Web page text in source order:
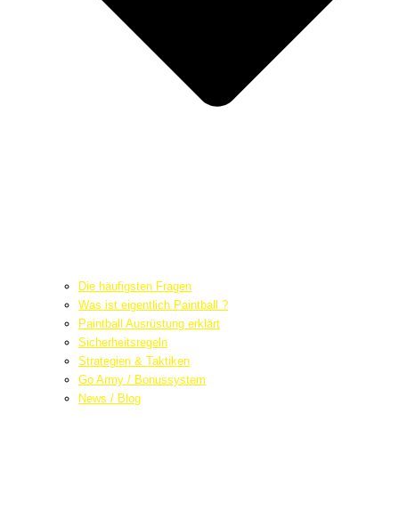
Die häufigsten Fragen
Was ist eigentlich Paintball ?
Paintball Ausrüstung erklärt
Sicherheitsregeln
Strategien & Taktiken
Go Army / Bonussystem
News / Blog